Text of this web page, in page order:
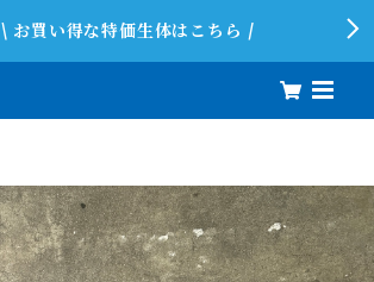
\ お買い得な特価生体はこちら /